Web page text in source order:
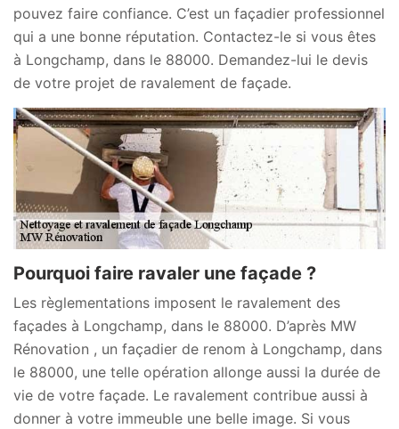
pouvez faire confiance. C’est un façadier professionnel
qui a une bonne réputation. Contactez-le si vous êtes
à Longchamp, dans le 88000. Demandez-lui le devis
de votre projet de ravalement de façade.
Pourquoi faire ravaler une façade ?
Les règlementations imposent le ravalement des
façades à Longchamp, dans le 88000. D’après MW
Rénovation , un façadier de renom à Longchamp, dans
le 88000, une telle opération allonge aussi la durée de
vie de votre façade. Le ravalement contribue aussi à
donner à votre immeuble une belle image. Si vous